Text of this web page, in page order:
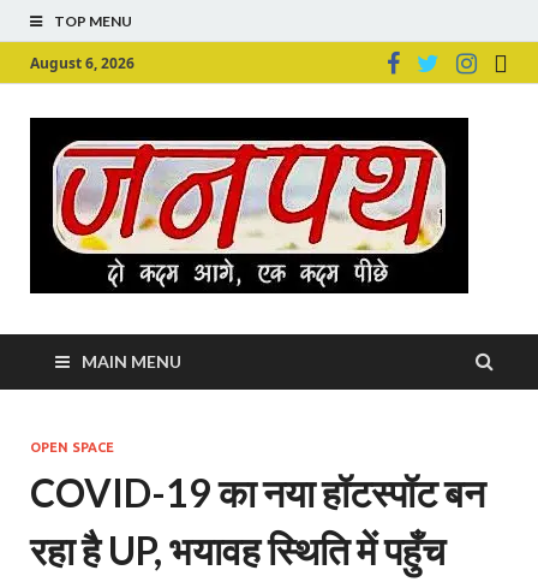
TOP MENU
August 6, 2026
MAIN MENU
OPEN SPACE
COVID-19 का नया हॉटस्पॉट बन
रहा है UP, भयावह स्थिति में पहुँच